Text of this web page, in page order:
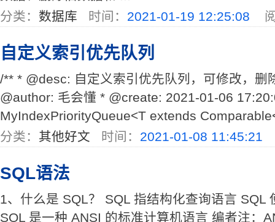
分类： 数据库 时间： 2021-01-19 12:25:08 阅
自定义索引优先队列
/** * @desc: 自定义索引优先队列，可修改，删
@author: 毛会懂 * @create: 2021-01-06
MyIndexPriorityQueue<T extends
分类： 其他好文 时间： 2021-01-08 11:45:21
SQL语法
1、什么是 SQL？ SQL 指结构化查询语言 SQL
SQL 是一种 ANSI 的标准计算机语言 编者注：